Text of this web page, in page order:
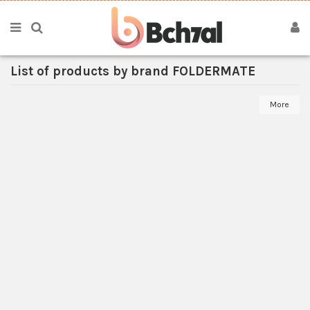
List of products by brand FOLDERMATE
More